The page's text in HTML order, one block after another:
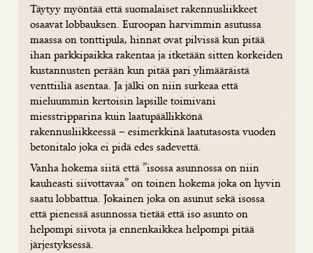
Täytyy myöntää että suomalaiset rakennusliikkeet
osaavat lobbauksen. Euroopan harvimmin asutussa
maassa on tonttipula, hinnat ovat pilvissä kun pitää
ihan parkkipaikka rakentaa ja itketään sitten korkeiden
kustannusten perään kun pitää pari ylimääräistä
venttiiliä asentaa. Ja jälki on niin surkeaa että
mieluummin kertoisin lapsille toimivani
miesstripparina kuin laatupäällikkönä
rakennusliikkeessä – esimerkkinä laatutasosta vuoden
betonitalo joka ei pidä edes sadevettä.
Vanha hokema siitä että ”isossa asunnossa on niin
kauheasti siivottavaa” on toinen hokema joka on hyvin
saatu lobbattua. Jokainen joka on asunut sekä isossa
että pienessä asunnossa tietää että iso asunto on
helpompi siivota ja ennenkaikkea helpompi pitää
järjestyksessä.